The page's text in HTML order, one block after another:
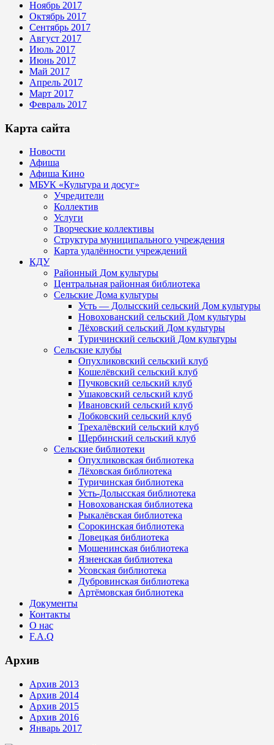
Ноябрь 2017
Октябрь 2017
Сентябрь 2017
Август 2017
Июль 2017
Июнь 2017
Май 2017
Апрель 2017
Март 2017
Февраль 2017
Карта сайта
Новости
Афиша
Афиша Кино
МБУК «Культура и досуг»
Учредители
Коллектив
Услуги
Творческие коллективы
Структура муниципального учреждения
Карта удалённости учреждений
КДУ
Районный Дом культуры
Центральная районная библиотека
Сельские Дома культуры
Усть — Долысский сельский Дом культуры
Новохованский сельский Дом культуры
Лёховский сельский Дом культуры
Туричинский сельский Дом культуры
Сельские клубы
Опухликовский сельский клуб
Кошелёвский сельский клуб
Пучковский сельский клуб
Ушаковский сельский клуб
Ивановский сельский клуб
Лобковский сельский клуб
Трехалёвский сельский клуб
Щербинский сельский клуб
Сельские библиотеки
Опухликовская библиотека
Лёховская библиотека
Туричинская библиотека
Усть-Долысская библиотека
Новохованская библиотека
Рыкалёвская библиотека
Сорокинская библиотека
Ловецкая библиотека
Мошенинская библиотека
Язненская библиотека
Усовская библиотека
Дубровинская библиотека
Артёмовская библиотека
Документы
Контакты
О нас
F.A.Q
Архив
Архив 2013
Архив 2014
Архив 2015
Архив 2016
Январь 2017